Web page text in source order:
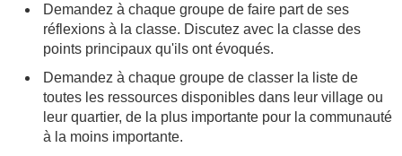
Demandez à chaque groupe de faire part de ses
réflexions à la classe. Discutez avec la classe des
points principaux qu'ils ont évoqués.
Demandez à chaque groupe de classer la liste de
toutes les ressources disponibles dans leur village ou
leur quartier, de la plus importante pour la communauté
à la moins importante.